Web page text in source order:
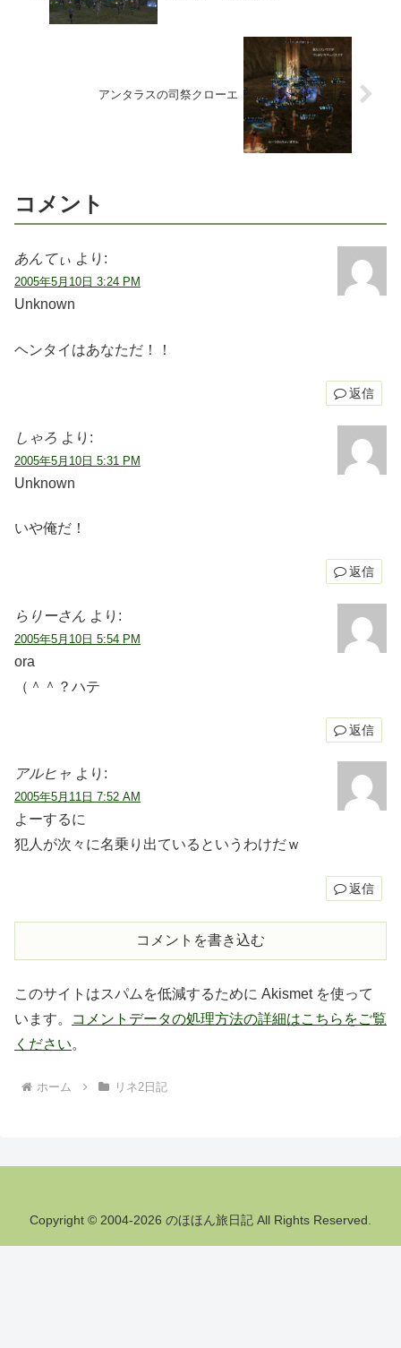
アンタラスの司祭クローエ
コメント
あんてぃ より:
2005年5月10日 3:24 PM
Unknown
ヘンタイはあなただ！！
返信
しゃろ より:
2005年5月10日 5:31 PM
Unknown
いや俺だ！
返信
らりーさん より:
2005年5月10日 5:54 PM
ora
（＾＾？ハテ
返信
アルヒャ より:
2005年5月11日 7:52 AM
よーするに
犯人が次々に名乗り出ているというわけだｗ
返信
コメントを書き込む
このサイトはスパムを低減するために Akismet を使って
います。
コメントデータの処理方法の詳細はこちらをご覧
ください。
ホーム リネ2日記
Copyright © 2004-2026 のほほん旅日記 All Rights Reserved.